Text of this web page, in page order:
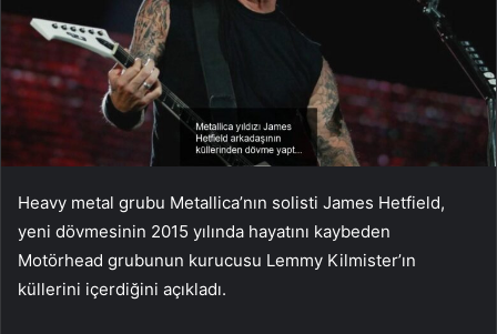
Heavy metal grubu Metallica’nın solisti James Hetfield,
yeni dövmesinin 2015 yılında hayatını kaybeden
Motörhead grubunun kurucusu Lemmy Kilmister’ın
küllerini içerdiğini açıkladı.